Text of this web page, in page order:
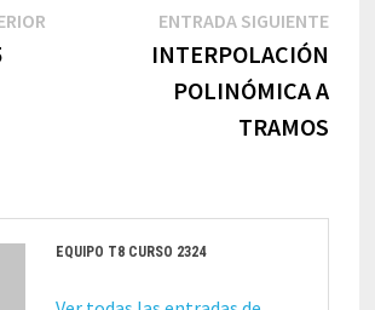
ENTRADA SIGUIENTE
INTERPOLACIÓN
POLINÓMICA A
TRAMOS
EQUIPO T8 CURSO 2324